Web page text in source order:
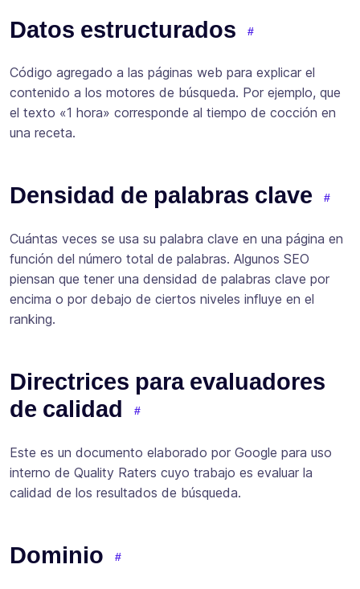
Datos estructurados
Código agregado a las páginas web para explicar el
contenido a los motores de búsqueda. Por ejemplo, que
el texto «1 hora» corresponde al tiempo de cocción en
una receta.
Densidad de palabras clave
Cuántas veces se usa su palabra clave en una página en
función del número total de palabras. Algunos SEO
piensan que tener una densidad de palabras clave por
encima o por debajo de ciertos niveles influye en el
ranking.
Directrices para evaluadores
de calidad
Este es un documento elaborado por Google para uso
interno de Quality Raters cuyo trabajo es evaluar la
calidad de los resultados de búsqueda.
Dominio